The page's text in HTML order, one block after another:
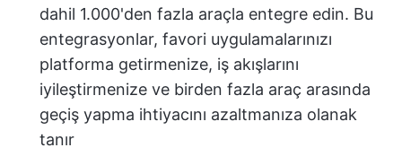
dahil 1.000'den fazla araçla entegre edin. Bu
entegrasyonlar, favori uygulamalarınızı
platforma getirmenize, iş akışlarını
iyileştirmenize ve birden fazla araç arasında
geçiş yapma ihtiyacını azaltmanıza olanak
tanır